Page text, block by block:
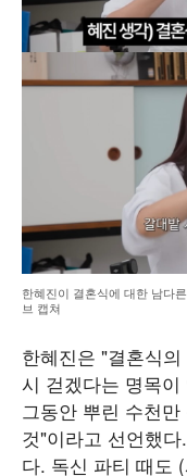
한혜진이 결혼식에 대한 남다
브 캡쳐
한혜진은 "결혼식
시 걷겠다는 명목
그동안 뿌린 수천
것"이라고 선언했
다. 독신 파티 때도